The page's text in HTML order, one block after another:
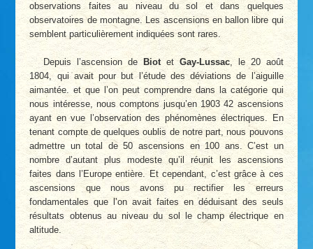
observations faites au niveau du sol et dans quelques
observatoires de montagne. Les ascensions en ballon libre qui
semblent particulièrement indiquées sont rares.
Depuis l’ascension de Biotet Gay-Lussac, le 20 août
1804, qui avait pour but l’étude des déviations de l’aiguille
aimantée. et que l’on peut comprendre dans la catégorie qui
nous intéresse, nous comptons jusqu’en 1903 42 ascensions
ayant en vue l’observation des phénomènes électriques. En
tenant compte de quelques oublis de notre part, nous pouvons
admettre un total de 50 ascensions en 100 ans. C’est un
nombre d’autant plus modeste qu’il réunit les ascensions
faites dans l’Europe entière. Et cependant, c’est grâce à ces
ascensions que nous avons pu rectifier les erreurs
fondamentales que l’on avait faites en déduisant des seuls
résultats obtenus au niveau du sol le champ électrique en
altitude.